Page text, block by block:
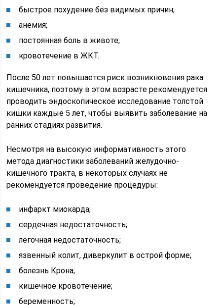
быстрое похудение без видимых причин;
анемия;
постоянная боль в животе;
кровотечение в ЖКТ.
После 50 лет повышается риск возникновения рака
кишечника, поэтому в этом возрасте рекомендуется
проводить эндоскопическое исследование толстой
кишки каждые 5 лет, чтобы выявить заболевание на
ранних стадиях развития.
Несмотря на высокую информативность этого
метода диагностики заболеваний желудочно-
кишечного тракта, в некоторых случаях не
рекомендуется проведение процедуры:
инфаркт миокарда;
сердечная недостаточность;
легочная недостаточность;
язвенный колит, диверкулит в острой форме;
болезнь Крона;
кишечное кровотечение;
беременность;